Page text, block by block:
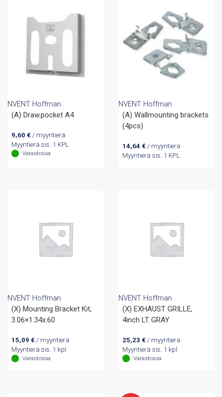
NVENT Hoffman
(A) Draw.pocket A4
9,60 €/ myyntierä
Myyntierä sis. 1 KPL
Varastossa
NVENT Hoffman
(A) Wallmounting brackets
(4pcs)
14,64 €/ myyntierä
Myyntierä sis. 1 KPL
NVENT Hoffman
(X) Mounting Bracket Kit,
3.06×1.34x.60
15,09 €/ myyntierä
Myyntierä sis. 1 kpl
Varastossa
NVENT Hoffman
(X) EXHAUST GRILLE,
4inch LT GRAY
25,23 €/ myyntierä
Myyntierä sis. 1 kpl
Varastossa